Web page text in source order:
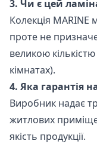
3. Чи є цей
Колекція MARINE
проте не
великою
кімнатах).
4. Яка гарантія
Виробник надає
житлових
якість продукції.